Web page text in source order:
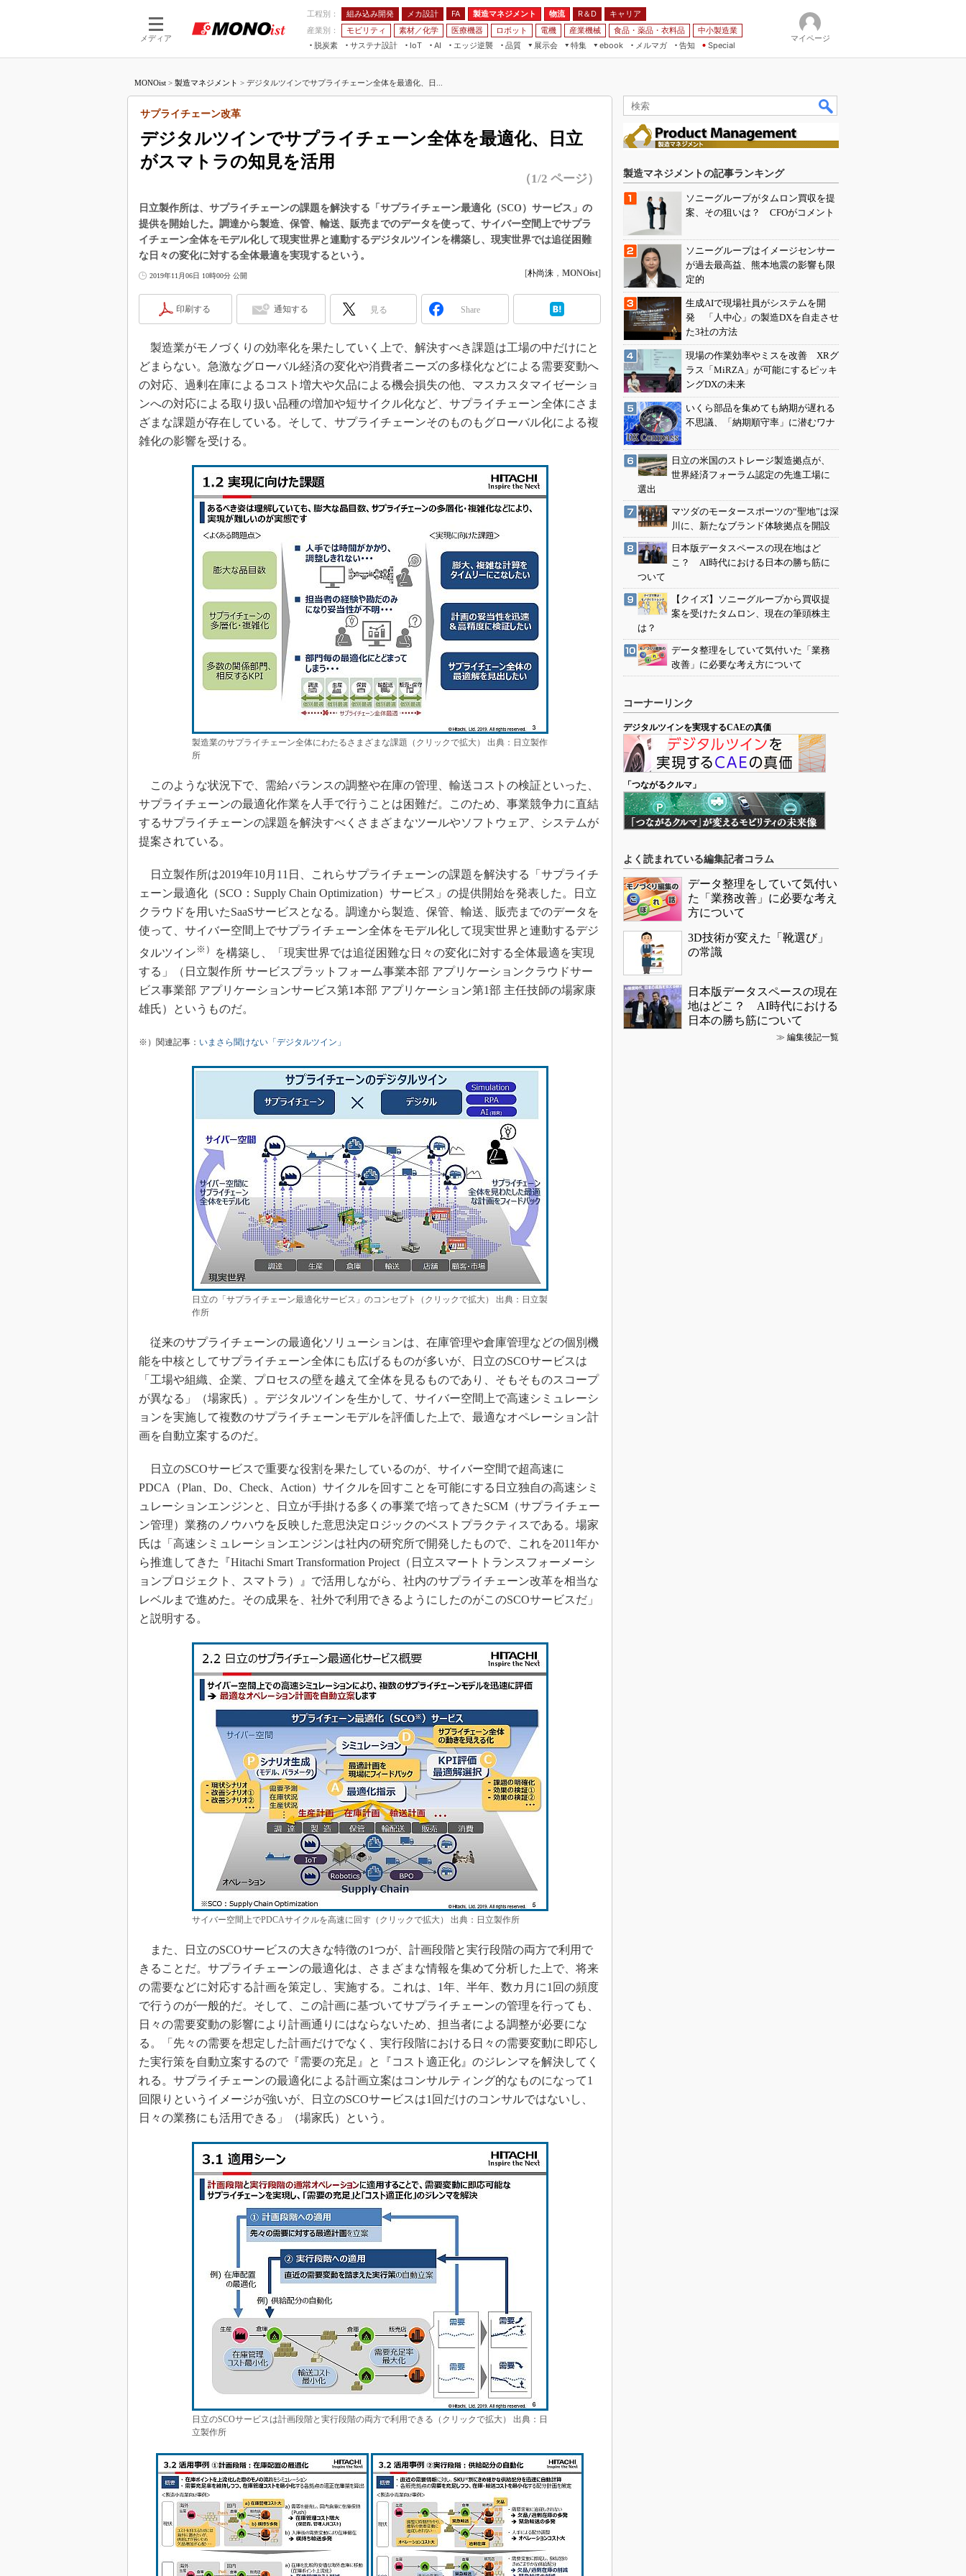
メディア
工程別： 組み込み開発 メカ設計 FA 製造マネジメント 物流 R＆D
キャリア
産業別：
モビリティ 素材／化学 医療機器 ロボット 電機 産業機械 食品・薬品・衣料品
中小製造業
脱炭素
サステナ設計
IoT
つながる工場
AI
AI×設備保全
エッジ逆襲 品質
展示会
JIMTOF
IIFES
TECHNO-FRONTIER
人テク展
スマート工場EXPO
日本ものづくりワールド
AUTOMOTIVE WORLD
特集
つながるクルマ
VR／AR
フィールドサービス
組み込みモデリング
Windows Embedded
無償設計ツール
3Dプリンタ
デジタルツインとCAE
S＆OP
インダストリー4.0
イノベーション
知財マネジメント
グローバル設計・開発
制御セキュリティ
新型コロナへの対応
ebook
FA
モビリティ
メルマガ
告知 Special
マイページ
MONOist > 製造マネジメント > デジタルツインでサプライチェーン全体を最適化、日...
デジタルツインでサプライチェーン全体を最適化、日立
がスマトラの知見を活用
サプライチェーン改革
（1/2 ページ）
日立製作所は、サプライチェーンの課題を解決する「サプライチェーン最適化（SCO）サービス」の
提供を開始した。調達から製造、保管、輸送、販売までのデータを使って、サイバー空間上でサプラ
イチェーン全体をモデル化して現実世界と連動するデジタルツインを構築し、現実世界では追従困難
な日々の変化に対する全体最適を実現するという。
2019年11月06日 10時00分 公開 [朴尚洙 ， MONOist]
印刷する 通知する 見る Share
製造業がモノづくりの効率化を果たしていく上で、解決すべき課題は工場の中だけにと
どまらない。急激なグローバル経済の変化や消費者ニーズの多様化などによる需要変動へ
の対応、過剰在庫によるコスト増大や欠品による機会損失の他、マスカスタマイゼーショ
ンへの対応による取り扱い品種の増加や短サイクル化など、サプライチェーン全体にさま
ざまな課題が存在している。そして、サプライチェーンそのものもグローバル化による複
雑化の影響を受ける。
製造業のサプライチェーン全体にわたるさまざまな課題（クリックで拡大） 出典：日立製作
所
このような状況下で、需給バランスの調整や在庫の管理、輸送コストの検証といった、
サプライチェーンの最適化作業を人手で行うことは困難だ。このため、事業競争力に直結
するサプライチェーンの課題を解決すべくさまざまなツールやソフトウェア、システムが
提案されている。
日立製作所は2019年10月11日、これらサプライチェーンの課題を解決する「サプライチ
ェーン最適化（SCO：Supply Chain Optimization）サービス」の提供開始を発表した。日立
クラウドを用いたSaaSサービスとなる。調達から製造、保管、輸送、販売までのデータを
使って、サイバー空間上でサプライチェーン全体をモデル化して現実世界と連動するデジ
タルツイン ※）
を構築し、「現実世界では追従困難な日々の変化に対する全体最適を実現
する」（日立製作所 サービスプラットフォーム事業本部 アプリケーションクラウドサー
ビス事業部 アプリケーションサービス第1本部 アプリケーション第1部 主任技師の場家康
雄氏）というものだ。
※）関連記事： いまさら聞けない「デジタルツイン」
日立の「サプライチェーン最適化サービス」のコンセプト（クリックで拡大） 出典：日立製
作所
従来のサプライチェーンの最適化ソリューションは、在庫管理や倉庫管理などの個別機
能を中核としてサプライチェーン全体にも広げるものが多いが、日立のSCOサービスは
「工場や組織、企業、プロセスの壁を越えて全体を見るものであり、そもそものスコープ
が異なる」（場家氏）。デジタルツインを生かして、サイバー空間上で高速シミュレーシ
ョンを実施して複数のサプライチェーンモデルを評価した上で、最適なオペレーション計
画を自動立案するのだ。
日立のSCOサービスで重要な役割を果たしているのが、サイバー空間で超高速に
PDCA（Plan、Do、Check、Action）サイクルを回すことを可能にする日立独自の高速シミ
ュレーションエンジンと、日立が手掛ける多くの事業で培ってきたSCM（サプライチェー
ン管理）業務のノウハウを反映した意思決定ロジックのベストプラクティスである。場家
氏は「高速シミュレーションエンジンは社内の研究所で開発したもので、これを2011年か
ら推進してきた『Hitachi Smart Transformation Project（日立スマートトランスフォーメーシ
ョンプロジェクト、スマトラ）』で活用しながら、社内のサプライチェーン改革を相当な
レベルまで進めた。その成果を、社外で利用できるようにしたのがこのSCOサービスだ」
と説明する。
サイバー空間上でPDCAサイクルを高速に回す（クリックで拡大） 出典：日立製作所
また、日立のSCOサービスの大きな特徴の1つが、計画段階と実行段階の両方で利用で
きることだ。サプライチェーンの最適化は、さまざまな情報を集めて分析した上で、将来
の需要などに対応する計画を策定し、実施する。これは、1年、半年、数カ月に1回の頻度
で行うのが一般的だ。そして、この計画に基づいてサプライチェーンの管理を行っても、
日々の需要変動の影響により計画通りにはならないため、担当者による調整が必要にな
る。「先々の需要を想定した計画だけでなく、実行段階における日々の需要変動に即応し
た実行策を自動立案するので『需要の充足』と『コスト適正化』のジレンマを解決してく
れる。サプライチェーンの最適化による計画立案はコンサルティング的なものになって1
回限りというイメージが強いが、日立のSCOサービスは1回だけのコンサルではないし、
日々の業務にも活用できる」（場家氏）という。
日立のSCOサービスは計画段階と実行段階の両方で利用できる（クリックで拡大） 出典：日
立製作所
製造マネジメントの記事ランキング
ソニーグループがタムロン買収を提
案、その狙いは？ CFOがコメント
ソニーグループはイメージセンサー
が過去最高益、熊本地震の影響も限
定的
生成AIで現場社員がシステムを開
発 「人中心」の製造DXを自走させ
た3社の方法
現場の作業効率やミスを改善 XRグ
ラス「MiRZA」が可能にするピッキ
ングDXの未来
いくら部品を集めても納期が遅れる
不思議、「納期順守率」に潜むワナ
日立の米国のストレージ製造拠点が、
世界経済フォーラム認定の先進工場に
選出
マツダのモータースポーツの“聖地”は深
川に、新たなブランド体験拠点を開設
日本版データスペースの現在地はど
こ？ AI時代における日本の勝ち筋に
ついて
【クイズ】ソニーグループから買収提
案を受けたタムロン、現在の筆頭株主
は？
データ整理をしていて気付いた「業務
改善」に必要な考え方について
コーナーリンク
デジタルツインを実現するCAEの真価
「つながるクルマ」
よく読まれている編集記者コラム
データ整理をしていて気付い
た「業務改善」に必要な考え
方について
3D技術が変えた「靴選び」
の常識
日本版データスペースの現在
地はどこ？ AI時代における
日本の勝ち筋について
≫ 編集後記一覧